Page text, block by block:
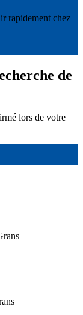
rapidement chez
de
lors de votre